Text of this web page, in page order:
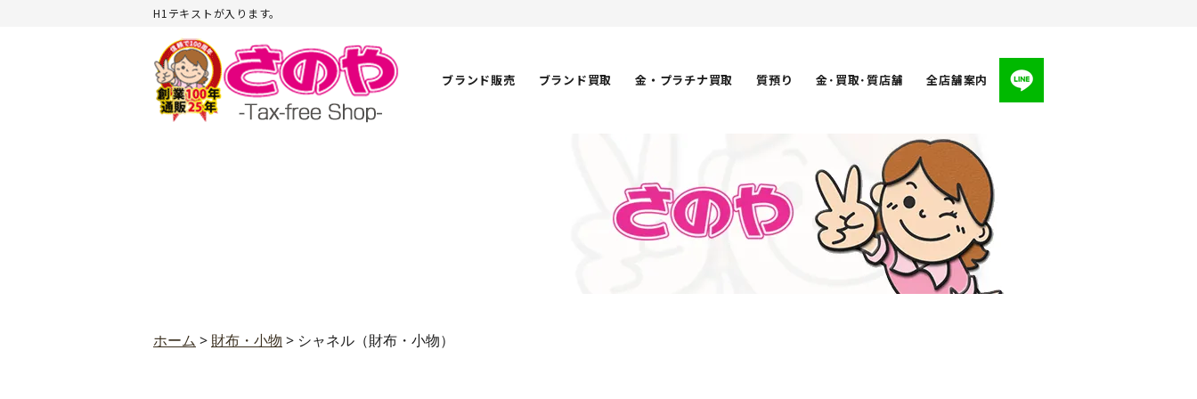
H1テキストが入ります。
ブランド販売 ブランド買取 金・プラチナ買取 質預り 金･買取･質店舗 全店舗案内
ホーム > 財布・小物 > シャネル（財布・小物）